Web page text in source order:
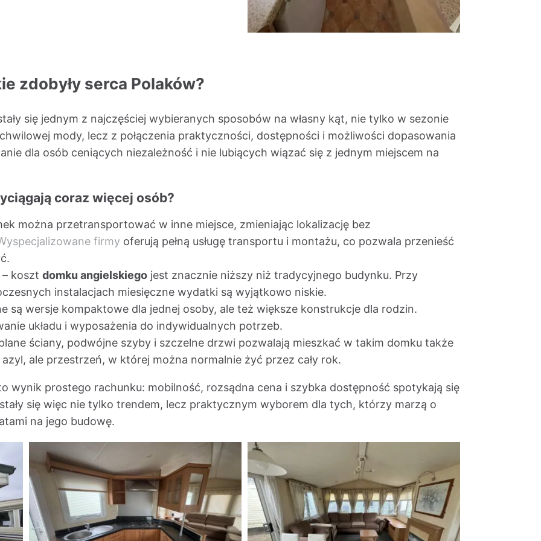
zdobyły serca Polaków?
się jednym z najczęściej wybieranych sposobów na własny kąt, nie tylko w sezonie
mody, lecz z połączenia praktyczności, dostępności i możliwości dopasowania
dla osób ceniących niezależność i nie lubiących wiązać się z jednym miejscem na
coraz więcej osób?
można przetransportować w inne miejsce, zmieniając lokalizację bez
firmy oferują pełną usługę transportu i montażu, co pozwala przenieść
– kosztdomku angielskiego jest znacznie niższy niż tradycyjnego budynku. Przy
instalacjach miesięczne wydatki są wyjątkowo niskie.
są wersje kompaktowe dla jednej osoby, ale też większe konstrukcje dla rodzin.
układu i wyposażenia do indywidualnych potrzeb.
ściany, podwójne szyby i szczelne drzwi pozwalają mieszkać w takim domku także
ale przestrzeń, w której można normalnie żyć przez cały rok.
wynik prostego rachunku: mobilność, rozsądna cena i szybka dostępność spotykają się
się więc nie tylko trendem, lecz praktycznym wyborem dla tych, którzy marzą o
na jego budowę.